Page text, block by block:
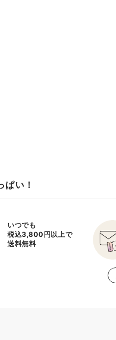
ぱい！
いつでも
税込3,800円以上で
送料無料